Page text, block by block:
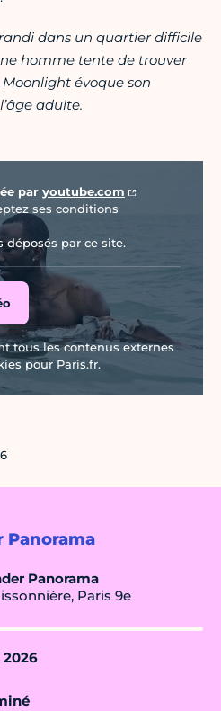
Panorama
Panorama
Paris 9e
2026
dans un quartier difficile
homme tente de trouver
évoque son
adulte.
par youtube.com
ses conditions
déposés par ce site.
tous les contenus externes
pour Paris.fr.